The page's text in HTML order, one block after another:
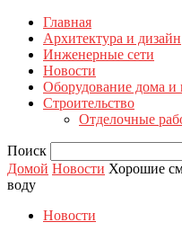
Главная
Архитектура и дизайн
Инженерные сети
Новости
Оборудование дома и
Строительство
Отделочные
Поиск
Домой Новости Хорошие
воду
Новости